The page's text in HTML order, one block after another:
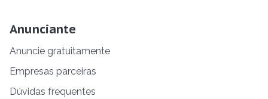
Anunciante
Anuncie gratuitamente
Empresas parceiras
Dúvidas frequentes